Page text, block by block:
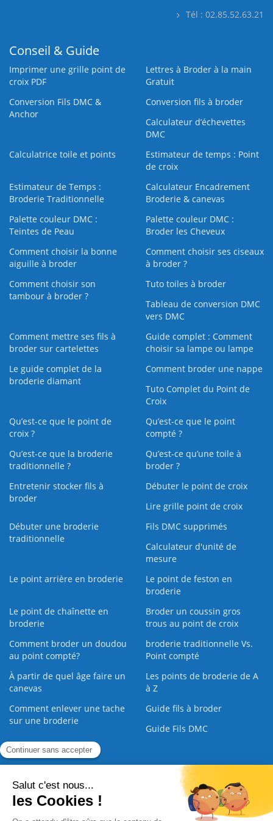
Tél : 02.85.52.63.21
Conseil & Guide
Imprimer une grille point de
croix PDF
Lettres à Broder à la main
Gratuit
Conversion Fils DMC &
Anchor
Conversion fils à broder
Calculateur d’échevettes
DMC
Calculatrice toile et points
Estimateur de temps : Point
de croix
Estimateur de Temps :
Broderie Traditionnelle
Calculateur Encadrement
Broderie & canevas
Palette couleur DMC :
Teintes de Peau
Palette couleur DMC :
Broder les Cheveux
Comment choisir la bonne
aiguille à broder
Comment choisir ses ciseaux
à broder ?
Comment choisir son
tambour à broder ?
Tuto toiles à broder
Tableau de conversion DMC
vers DMC
Comment mettre ses fils à
broder sur cartelettes
Guide complet : Comment
choisir sa lampe ou lampe
Le guide complet de la
broderie diamant
Comment broder une nappe
Tuto Complet du Point de
Croix
Qu’est-ce que le point de
croix ?
Qu’est-ce que le point
compté ?
Qu’est-ce que la broderie
traditionnelle ?
Qu’est‑ce qu’une toile à
broder ?
Entretenir stocker fils à
broder
Débuter le point de croix
Lire grille point de croix
Débuter une broderie
traditionnelle
Fils DMC supprimés
Calculateur d'unité de
mesure
Le point arrière en broderie
Le point de feston en
broderie
Le point de chaînette en
broderie
Broder un coussin gros
trous au point de croix
Comment broder un doudou
au point compté?
broderie traditionnelle Vs.
Point compté
À partir de quel âge faire un
canevas
Les points de broderie de A
à Z
Comment enlever une tache
sur une broderie
Guide fils à broder
Guide Fils DMC
Guide de la Broderie
Nous contacter |